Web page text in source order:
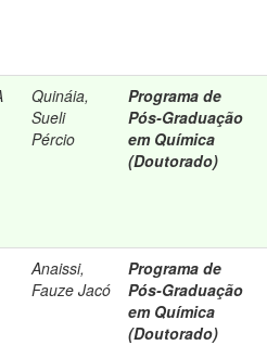
Quináia,
Sueli
Pércio
Programa de
Pós-Graduação
em Química
(Doutorado)
Anaissi,
Fauze Jacó
Programa de
Pós-Graduação
em Química
(Doutorado)